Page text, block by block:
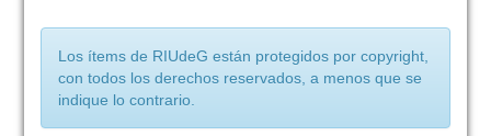
Los ítems de RIUdeG están protegidos por copyright,
con todos los derechos reservados, a menos que se
indique lo contrario.